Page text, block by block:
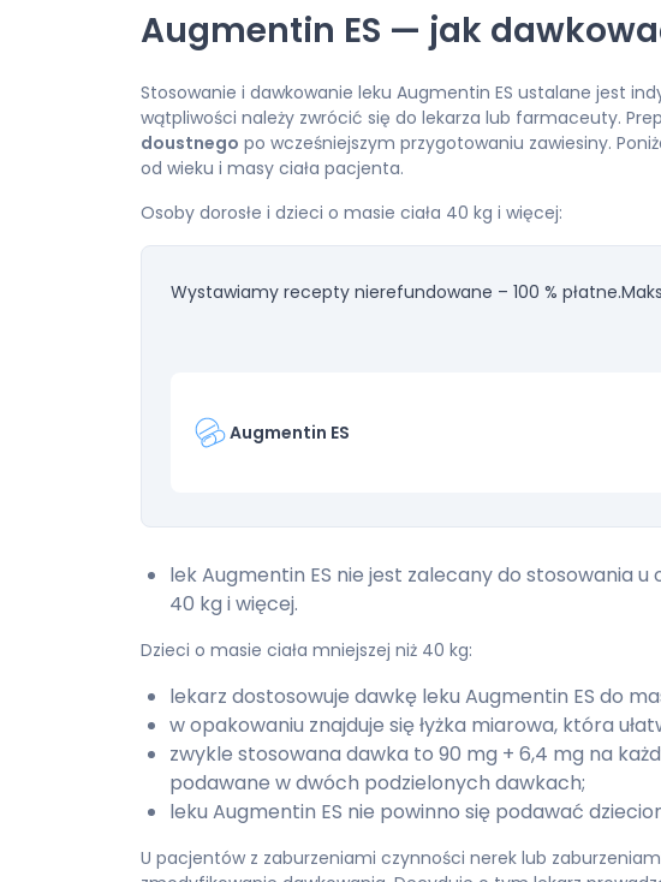
Augmentin ES — jak
Stosowanie i dawkowanie leku Augmentin ES ustalane jest
wątpliwości należy zwrócić się do lekarza lub farmaceuty.
doustnego po wcześniejszym przygotowaniu zawiesiny.
od wieku i masy ciała pacjenta.
Osoby dorosłe i dzieci o masie ciała 40 kg i więcej:
Wystawiamy recepty nierefundowane – 100 % płatne.
Augmentin ES
lek Augmentin ES nie jest zalecany do stosowania u
40 kg i więcej.
Dzieci o masie ciała mniejszej niż 40 kg:
lekarz dostosowuje dawkę leku Augmentin ES do
w opakowaniu znajduje się łyżka miarowa, która
zwykle stosowana dawka to 90 mg + 6,4 mg na
podawane w dwóch podzielonych dawkach;
leku Augmentin ES nie powinno się podawać
U pacjentów z zaburzeniami czynności nerek lub